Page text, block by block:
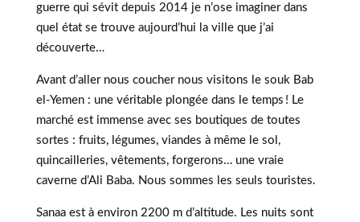
guerre qui sévit depuis 2014 je n’ose imaginer dans
quel état se trouve aujourd’hui la ville que j’ai
découverte…
Avant d’aller nous coucher nous visitons le souk Bab
el-Yemen : une véritable plongée dans le temps ! Le
marché est immense avec ses boutiques de toutes
sortes : fruits, légumes, viandes à même le sol,
quincailleries, vêtements, forgerons… une vraie
caverne d’Ali Baba. Nous sommes les seuls touristes.
Sanaa est à environ 2200 m d’altitude. Les nuits sont